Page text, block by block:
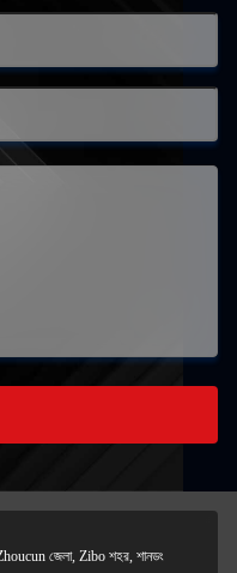
জেলা, Zibo শহর, শানডং